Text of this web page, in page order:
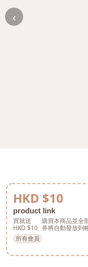
‹
HKD $10
product link
買就送
HKD $10
購買本商品並全
券將自動發放到
所有會員